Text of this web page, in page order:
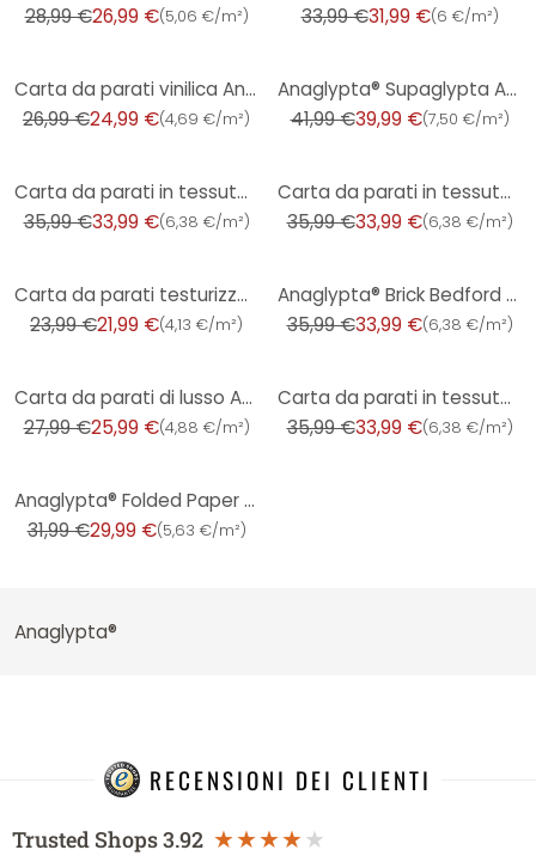
28,99 €26,99 €(5,06 €/m²)
33,99 €31,99 €(6 €/m²)
Carta da parati vinilica Anaglypta® Vynaglypta Black Shadow
26,99 €24,99 €(4,69 €/m²)
Anaglypta® Supaglypta Arazzo in tessuto non tessuto con disegno Inca
41,99 €39,99 €(7,50 €/m²)
Carta da parati in tessuto non tessuto Anaglypta® Brick Princess Street
35,99 €33,99 €(6,38 €/m²)
Carta da parati in tessuto non tessuto Anaglypta® Brick Abbey Road
35,99 €33,99 €(6,38 €/m²)
Carta da parati testurizzata di lusso Anaglypta® Argo
23,99 €21,99 €(4,13 €/m²)
Anaglypta® Brick Bedford Square Carta da parati in tessuto non tessuto
35,99 €33,99 €(6,38 €/m²)
Carta da parati di lusso Anaglypta® Cloisters
27,99 €25,99 €(4,88 €/m²)
Carta da parati in tessuto non tessuto Anaglypta® Brick Carnaby Street
35,99 €33,99 €(6,38 €/m²)
Anaglypta® Folded Paper Carta da parati di lusso
31,99 €29,99 €(5,63 €/m²)
Anaglypta®
RECENSIONI DEI CLIENTI
Trusted Shops3.92